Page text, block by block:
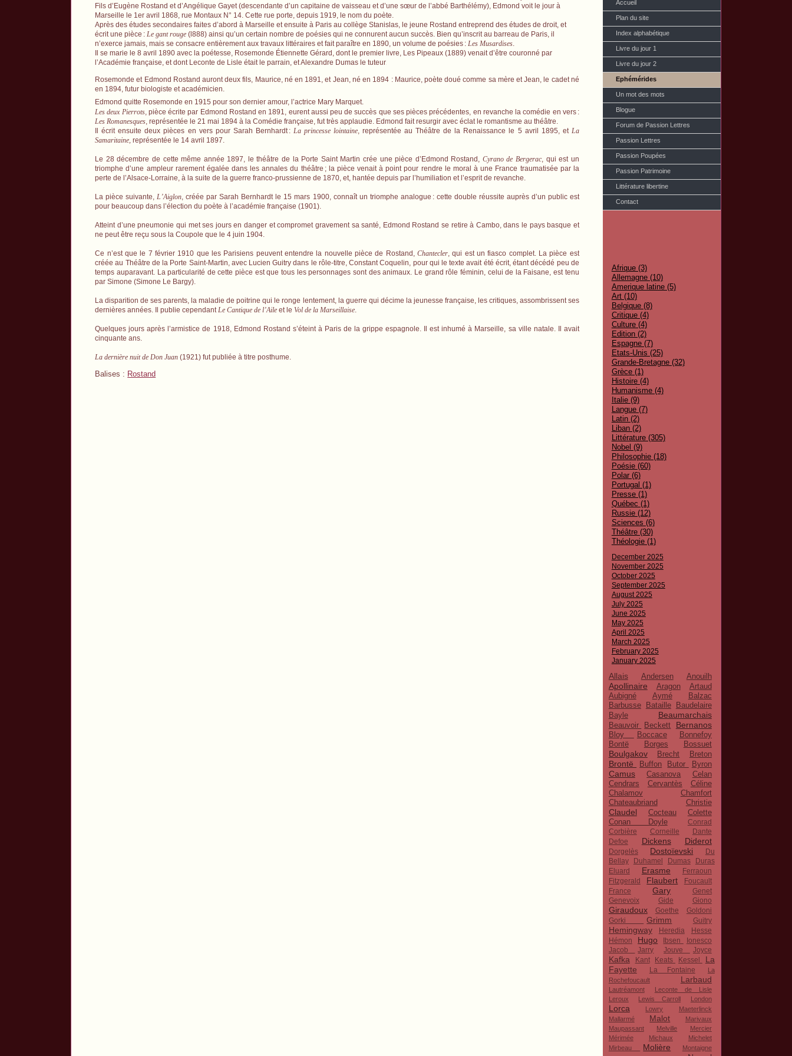
Accueil
Plan du site
Index alphabétique
Livre du jour 1
Livre du jour 2
Ephémérides
Un mot des mots
Blogue
Forum de Passion Lettres
Passion Lettres
Passion Poupées
Passion Patrimoine
Littérature libertine
Contact
Afrique (3)
Allemagne (10)
Amerique latine (5)
Art (10)
Belgique (8)
Critique (4)
Culture (4)
Edition (2)
Espagne (7)
Etats-Unis (25)
Grande-Bretagne (32)
Grèce (1)
Histoire (4)
Humanisme (4)
Italie (9)
Langue (7)
Latin (2)
Liban (2)
Littérature (305)
Nobel (9)
Philosophie (18)
Poésie (60)
Polar (6)
Portugal (1)
Presse (1)
Québec (1)
Russie (12)
Sciences (6)
Théâtre (30)
Théologie (1)
December 2025
November 2025
October 2025
September 2025
August 2025
July 2025
June 2025
May 2025
April 2025
March 2025
February 2025
January 2025
Allais Andersen Anouilh
Apollinaire Aragon
Artaud
Aubigné
Aymé
Balzac
Barbusse
Bataille
Baudelaire
Bayle
Beaumarchais
Beauvoir Beckett Bernanos
Bloy Boccace
Bonnefoy
Bontë
Borges Bossuet
Boulgakov Brecht Breton
Brontë Buffon Butor Byron
Camus Casanova
Celan
Cendrars
Cervantès
Céline
Chalamov
Chamfort
Chateaubriand
Christie
Claudel Cocteau
Colette
Conan Doyle
Conrad
Corbière
Corneille
Dante
Defoe
Dickens Diderot
Dorgelès Dostoïevski
Du
Bellay
Duhamel Dumas
Duras
Eluard
Erasme
Ferraoun
Fitzgerald
Flaubert
Foucault
France
Gary
Genet
Genevoix
Gide Giono
Giraudoux Goethe
Goldoni
Gorki
Grimm Guitry
Hemingway Heredia
Hesse
Hémon
Hugo Ibsen
Ionesco
Jacob
Jarry Jouve Joyce
Kafka Kant Keats Kessel
La
Fayette
La Fontaine
La
Rochefoucault
Larbaud
Lautréamont
Leconte de Lisle
Leroux
Lewis Carroll London
Lorca Lowry
Maeterlinck
Mallarmé
Malot
Marivaux
Maupassant
Melville
Mercier
Mérimée
Michaux
Michelet
Mirbeau
Molière Montaigne
Fils d’Eugène Rostand et d’Angélique Gayet (descendante d’un capitaine de vaisseau et d’une sœur de l’abbé Barthélémy), Edmond voit le jour à
Marseille le 1er avril 1868, rue Montaux N° 14. Cette rue porte, depuis 1919, le nom du poète.
Après des études secondaires faites d’abord à Marseille et ensuite à Paris au collège Stanislas, le jeune Rostand entreprend des études de droit, et
écrit une pièce :Le gant rouge (l888) ainsi qu’un certain nombre de poésies qui ne connurent aucun succès. Bien qu’inscrit au barreau de Paris, il
n’exerce jamais, mais se consacre entièrement aux travaux littéraires et fait paraître en 1890, un volume de poésies :Les Musardises.
Il se marie le 8 avril 1890 avec la poétesse, Rosemonde Étiennette Gérard, dont le premier livre, Les Pipeaux (1889) venait d’être couronné par
l’Académie française, et dont Leconte de Lisle était le parrain, et Alexandre Dumas le tuteur.
Rosemonde et Edmond Rostand auront deux fils, Maurice, né en 1891, et Jean, né en 1894 : Maurice, poète doué comme sa mère et Jean, le cadet né
en 1894, futur biologiste et académicien.
Edmond quitte Rosemonde en 1915 pour son dernier amour, l’actrice Mary Marquet.
Les deux Pierrots, pièce écrite par Edmond Rostand en 1891, eurent aussi peu de succès que ses pièces précédentes, en revanche la comédie en vers :
Les Romanesques, représentée le 21 mai 1894 à la Comédie française, fut très applaudie. Edmond fait resurgir avec éclat le romantisme au théâtre.
Il écrit ensuite deux pièces en vers pour Sarah Bernhardt : La princesse lointaine, représentée au Théâtre de la Renaissance le 5 avril 1895, et La
Samaritaine, représentée le 14 avril 1897.
Le 28 décembre de cette même année 1897, le théâtre de la Porte Saint Martin crée une pièce d’Edmond Rostand, Cyrano de Bergerac, qui est un
triomphe d’une ampleur rarement égalée dans les annales du théâtre ; la pièce venait à point pour rendre le moral à une France traumatisée par la
perte de l’Alsace-Lorraine, à la suite de la guerre franco-prussienne de 1870, et, hantée depuis par l’humiliation et l’esprit de revanche.
La pièce suivante,L’Aiglon, créée par Sarah Bernhardt le 15 mars 1900, connaît un triomphe analogue : cette double réussite auprès d’un public est
pour beaucoup dans l’élection du poète à l’académie française (1901).
Atteint d’une pneumonie qui met ses jours en danger et compromet gravement sa santé, Edmond Rostand se retire à Cambo, dans le pays basque et
ne peut être reçu sous la Coupole que le 4 juin 1904.
Ce n’est que le 7 février 1910 que les Parisiens peuvent entendre la nouvelle pièce de Rostand,Chantecler, qui est un fiasco complet. La pièce est
créée au Théâtre de la Porte Saint-Martin, avec Lucien Guitry dans le rôle-titre, Constant Coquelin, pour qui le texte avait été écrit, étant décédé peu de
temps auparavant. La particularité de cette pièce est que tous les personnages sont des animaux. Le grand rôle féminin, celui de la Faisane, est tenu
par Simone (Simone Le Bargy).
La disparition de ses parents, la maladie de poitrine qui le ronge lentement, la guerre qui décime la jeunesse française, les critiques, assombrissent ses
dernières années. Il publie cependantLe Cantique de l’Aile et leVol de la Marseillaise.
Quelques jours après l’armistice de 1918, Edmond Rostand s’éteint à Paris de la grippe espagnole. Il est inhumé à Marseille, sa ville natale. Il avait
cinquante ans.
La dernière nuit de Don Juan (1921) fut publiée à titre posthume.
Balises : Rostand